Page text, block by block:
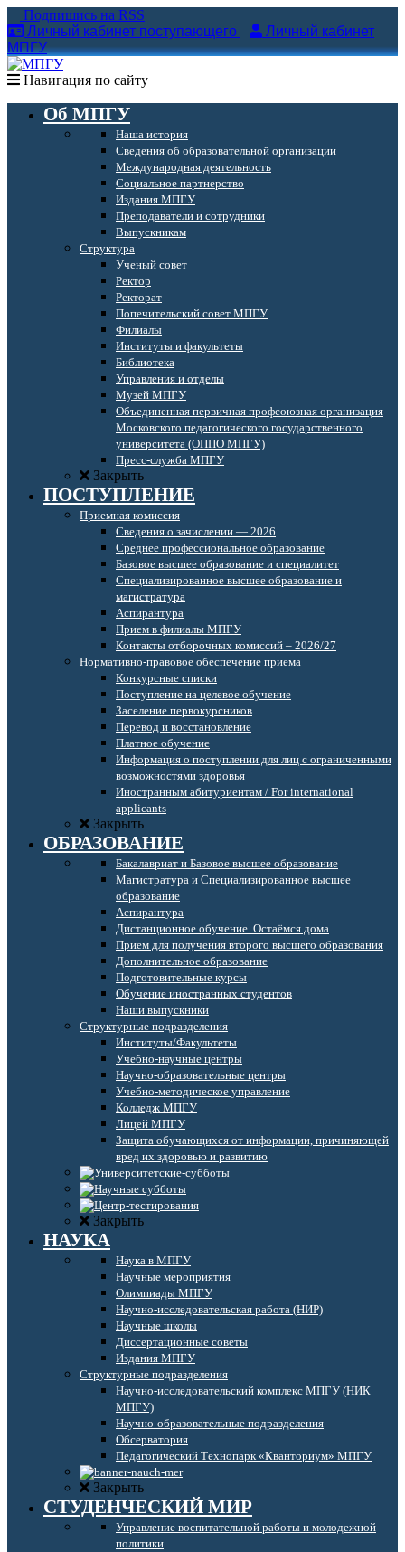
Подпишись на RSS
Личный кабинет поступающего
Личный кабинет
МПГУ
Навигация по сайту
Об МПГУ
Наша история
Сведения об образовательной организации
Международная деятельность
Социальное партнерство
Издания МПГУ
Преподаватели и сотрудники
Выпускникам
Структура
Ученый совет
Ректор
Ректорат
Попечительский совет МПГУ
Филиалы
Институты и факультеты
Библиотека
Управления и отделы
Музей МПГУ
Объединенная первичная профсоюзная организация
Московского педагогического государственного
университета (ОППО МПГУ)
Пресс-служба МПГУ
Закрыть
ПОСТУПЛЕНИЕ
Приемная комиссия
Сведения о зачислении — 2026
Среднее профессиональное образование
Базовое высшее образование и специалитет
Специализированное высшее образование и
магистратура
Аспирантура
Прием в филиалы МПГУ
Контакты отборочных комиссий – 2026/27
Нормативно-правовое обеспечение приема
Конкурсные списки
Поступление на целевое обучение
Заселение первокурсников
Перевод и восстановление
Платное обучение
Информация о поступлении для лиц с ограниченными
возможностями здоровья
Иностранным абитуриентам / For international
applicants
Закрыть
ОБРАЗОВАНИЕ
Бакалавриат и Базовое высшее образование
Магистратура и Специализированное высшее
образование
Аспирантура
Дистанционное обучение. Остаёмся дома
Прием для получения второго высшего образования
Дополнительное образование
Подготовительные курсы
Обучение иностранных студентов
Наши выпускники
Структурные подразделения
Институты/Факультеты
Учебно-научные центры
Научно-образовательные центры
Учебно-методическое управление
Колледж МПГУ
Лицей МПГУ
Защита обучающихся от информации, причиняющей
вред их здоровью и развитию
Закрыть
НАУКА
Наука в МПГУ
Научные мероприятия
Олимпиады МПГУ
Научно-исследовательская работа (НИР)
Научные школы
Диссертационные советы
Издания МПГУ
Структурные подразделения
Научно-исследовательский комплекс МПГУ (НИК
МПГУ)
Научно-образовательные подразделения
Обсерватория
Педагогический Технопарк «Кванториум» МПГУ
Закрыть
СТУДЕНЧЕСКИЙ МИР
Управление воспитательной работы и молодежной
политики